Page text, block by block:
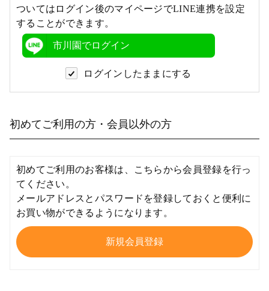
ついてはログイン後のマイページでLINE連携を設定
することができます。
市川園でログイン
ログインしたままにする
初めてご利用の方・会員以外の方
初めてご利用のお客様は、こちらから会員登録を行っ
てください。
メールアドレスとパスワードを登録しておくと便利に
お買い物ができるようになります。